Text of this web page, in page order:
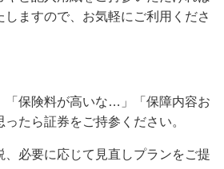
ますので、お気軽にご利用くださ
「保険料が高いな…」「保障内容お
たら証券をご持参ください。
、必要に応じて見直しプランをご提